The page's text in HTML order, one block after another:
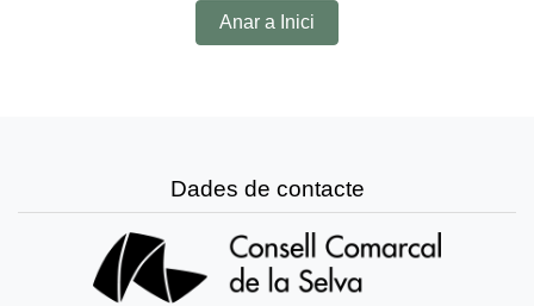
Anar a Inici
Dades de contacte